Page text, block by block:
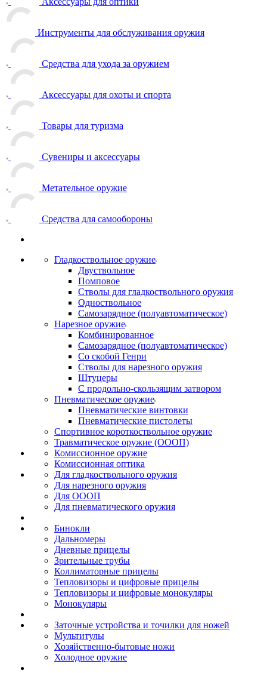
Инструменты для обслуживания оружия
Средства для ухода за оружием
Аксессуары для охоты и спорта
Товары для туризма
Сувениры и аксессуары
Метательное оружие
Средства для самообороны
Гладкоствольное оружие
Двуствольное
Помповое
Стволы для гладкоствольного оружия
Одноствольное
Самозарядное (полуавтоматическое)
Нарезное оружие
Комбинированное
Самозарядное (полуавтоматическое)
Со скобой Генри
Стволы для нарезного оружия
Штуцеры
С продольно-скользящим затвором
Пневматическое оружие
Пневматические винтовки
Пневматические пистолеты
Спортивное короткоствольное оружие
Травматическое оружие (ОООП)
Комиссионное оружие
Комиссионная оптика
Для гладкоствольного оружия
Для нарезного оружия
Для ОООП
Для пневматического оружия
Бинокли
Дальномеры
Дневные прицелы
Зрительные трубы
Коллиматорные прицелы
Тепловизоры и цифровые прицелы
Тепловизоры и цифровые монокуляры
Монокуляры
Заточные устройства и точилки для ножей
Мультитулы
Хозяйственно-бытовые ножи
Холодное оружие